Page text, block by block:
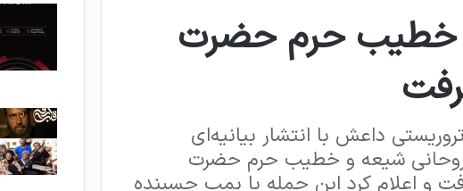
خطیب حرم حضرت
داعش با انتشار بیانیه‌ای
روحانی شیعه و خطیب حرم حضرت
و اعلام کرد این حمله با بمب چسبنده